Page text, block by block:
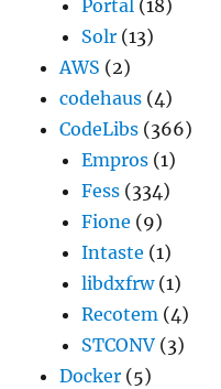
Portal (18)
Solr (13)
AWS (2)
codehaus (4)
CodeLibs (366)
Empros (1)
Fess (334)
Fione (9)
Intaste (1)
libdxfrw(1)
Recotem (4)
STCONV (3)
Docker (5)